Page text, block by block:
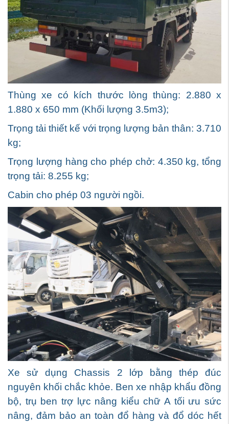
Thùng xe có kích thước lòng thùng: 2.880 x
1.880 x 650 mm (Khối lượng 3.5m3);
Trọng tải thiết kế với trọng lượng bản thân: 3.710
kg;
Trọng lượng hàng cho phép chở: 4.350 kg, tổng
trọng tải: 8.255 kg;
Cabin cho phép 03 người ngồi.
Xe sử dụng Chassis 2 lớp bằng thép đúc
nguyên khối chắc khỏe. Ben xe nhập khẩu đồng
bộ, trụ ben trợ lực nâng kiểu chữ A tối ưu sức
nâng, đảm bảo an toàn đổ hàng và đổ dóc hết